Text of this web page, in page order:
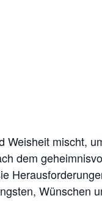
Weisheit mischt,
dem
Wünschen